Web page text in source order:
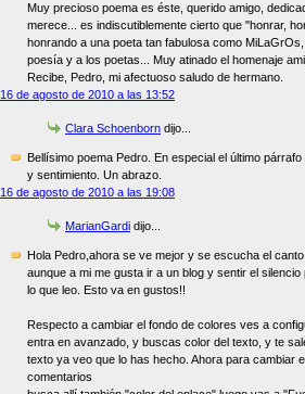
Muy precioso poema es éste, querido amigo,
merece... es indiscutiblemente cierto que "honrar,
honrando a una poeta tan fabulosa como
poesía y a los poetas... Muy atinado el homenaje
Recibe, Pedro, mi afectuoso saludo de hermano.
16 de agosto de 2010 a las 13:52
Clara Schoenborn dijo...
Bellísimo poema Pedro. En especial el último
y sentimiento. Un abrazo.
16 de agosto de 2010 a las 19:08
MarianGardi dijo...
Hola Pedro,ahora se ve mejor y se escucha el
aunque a mi me gusta ir a un blog y sentir el
lo que leo. Esto va en gustos!!
Respecto a cambiar el fondo de colores ves a
entra en avanzado, y buscas color del texto, y te
texto ya veo que lo has hecho. Ahora para cambiar
comentarios